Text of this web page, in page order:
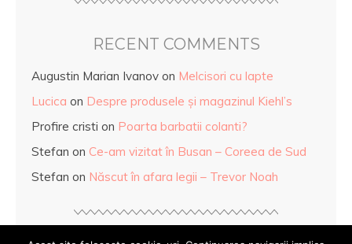
RECENT COMMENTS
Augustin Marian Ivanov on Melcisori cu lapte
Lucica on Despre produsele și magazinul Kiehl’s
Profire cristi on Poarta barbatii colanti?
Stefan on Ce-am vizitat în Busan – Coreea de Sud
Stefan on Născut în afara legii – Trevor Noah